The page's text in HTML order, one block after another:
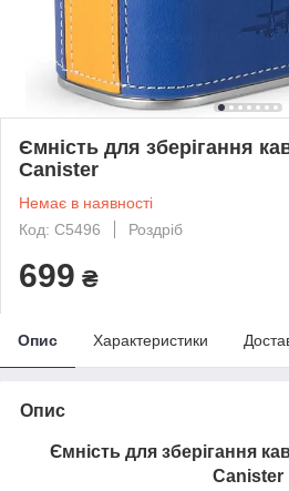
Ємність для зберігання
Canister
Немає в наявності
Код: C5496
Роздріб
699 ₴
Опис Характеристики
Опис
Ємність для зберігання
Canister